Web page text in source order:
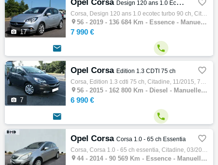
 17
Opel Corsa Design 120 ans 1.0 Ecotec Turbo 90 ch 
Corsa, Design 120 ans 1.0 ecotec turbo 90 ch, Citadine, 07/2019, 90ch, 5cv, 136684 km, 5 portes, 5 places, Essence, Boite de vitesse manuel…
 56 - 2019 - 136 684 Km - Essence - Manuelle - Citadine
7 990 €
 
 7
Opel Corsa Edition 1.3 CDTI 75 ch 
Corsa, Edition 1.3 cdti 75 ch, Citadine, 11/2015, 75ch, 4cv, 162800 km, 5 portes, 5 places, Clim. manuelle, Diesel, Boite de vitesse manuel…
 56 - 2015 - 162 800 Km - Diesel - Manuelle - Citadine
6 990 €
 
Opel Corsa Corsa 1.0 - 65 ch Essentia 
Corsa, Corsa 1.0 - 65 ch essentia, Citadine, 03/2014, 65ch, 4cv, 90569 km, 3 portes, 5 places, Essence, Boite de vitesse manuelle, Couleur …
 44 - 2014 - 90 569 Km - Essence - Manuelle - Citadine